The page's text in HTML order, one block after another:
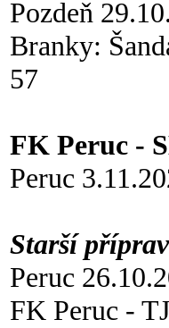
Pozdeň
Branky:
57
FK Peruc -
Peruc
Starší
Peruc
FK Peruc -